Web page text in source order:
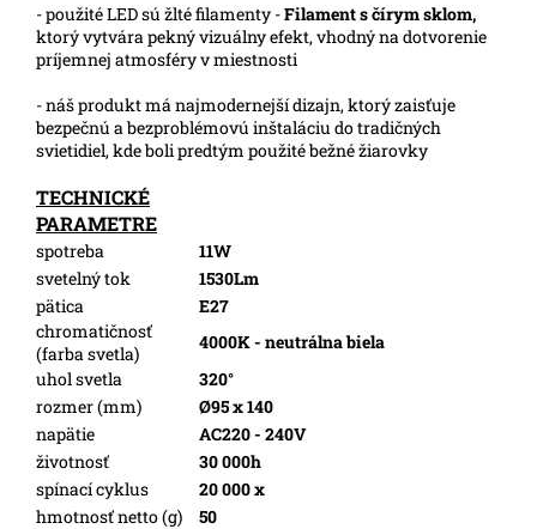
- použité LED sú žlté filamenty -Filament s čírym sklom,
ktorý vytvára pekný vizuálny efekt, vhodný na dotvorenie
príjemnej atmosféry v miestnosti
- náš produkt má najmodernejší dizajn, ktorý zaisťuje
bezpečnú a bezproblémovú inštaláciu do tradičných
svietidiel, kde boli predtým použité bežné žiarovky
TECHNICKÉ
PARAMETRE
spotreba
11W
svetelný tok
1530Lm
pätica
E27
chromatičnosť
(farba svetla)
4000K - neutrálna biela
uhol svetla
320°
rozmer (mm)
Ø95 x 140
napätie
AC220 - 240V
životnosť
30 000h
spínací cyklus
20 000 x
hmotnosť netto (g)
50